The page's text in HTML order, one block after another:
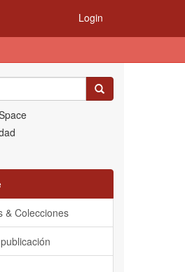
Login
& Colecciones